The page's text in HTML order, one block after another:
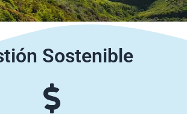
Sostenible